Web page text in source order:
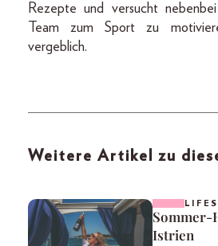
Rezepte und versucht
Team zum Sport zu
vergeblich.
Weitere Artikel zu
Sommer-
Istrien